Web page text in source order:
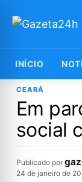
INÍCIO
CEARÁ
Em
social
Publicado por
24 de janeiro de